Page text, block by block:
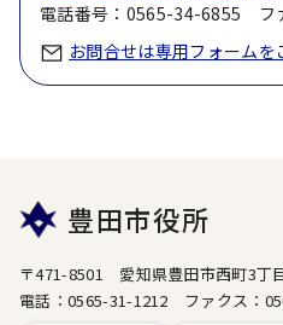
電話番号：0565-34-6855 フ
お問合せは専用フォームを
豊田市役所
〒471-8501 愛知県豊田市西町3丁
電話：0565-31-1212 ファクス：